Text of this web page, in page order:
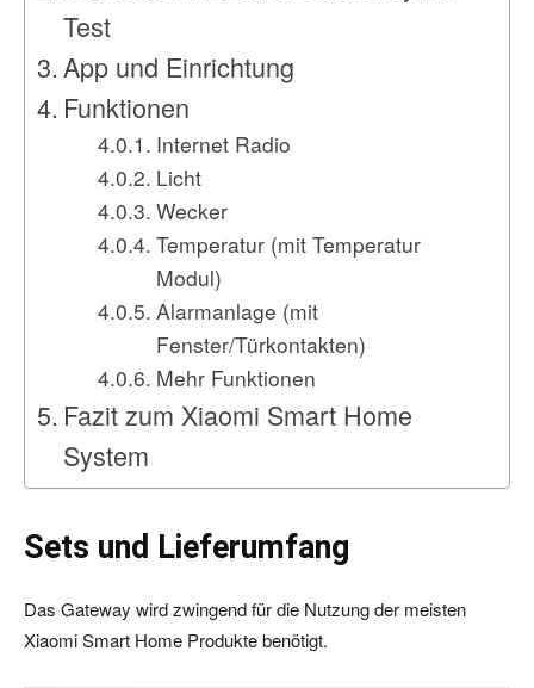
Test
App und Einrichtung
Funktionen
Internet Radio
Licht
Wecker
Temperatur (mit Temperatur
Modul)
Alarmanlage (mit
Fenster/Türkontakten)
Mehr Funktionen
Fazit zum Xiaomi Smart Home
System
Sets und Lieferumfang
Das Gateway wird zwingend für die Nutzung der meisten
Xiaomi Smart Home Produkte benötigt.